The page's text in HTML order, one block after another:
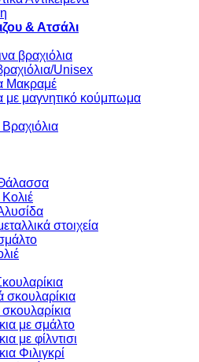
& Ατσάλι
βραχιόλια
Unisex
Μακραμέ
με μαγνητικό κούμπωμα
στοιχεία
σκουλαρίκια
με σμάλτο
με φίλντισι
Φιλιγκρί